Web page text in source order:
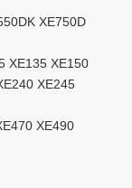
XE750D
XE135 XE150
XE245
XE490